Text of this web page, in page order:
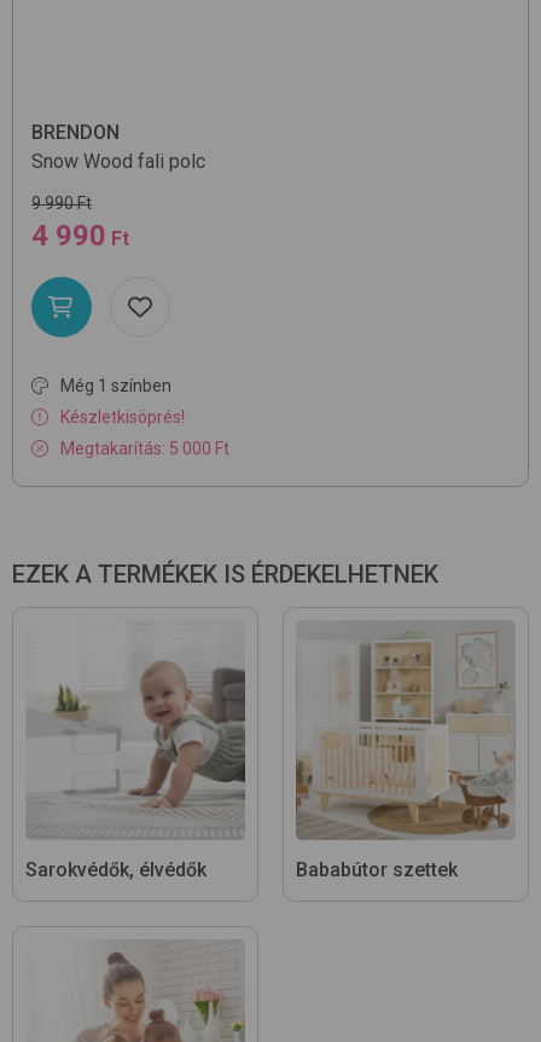
BRENDON
Snow Wood fali polc
9 990 Ft
4 990 Ft
Még 1 színben
Készletkisöprés!
Megtakarítás: 5 000 Ft
EZEK A TERMÉKEK IS ÉRDEKELHETNEK
Sarokvédők, élvédők Bababútor szettek